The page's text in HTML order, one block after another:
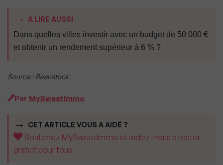
A LIRE AUSSI
Dans quelles villes investir avec un budget de 50 000 €
et obtenir un rendement supérieur à 6 % ?
Source : Beanstock
Par MySweetImmo
CET ARTICLE VOUS A AIDÉ ?
Soutenez MySweetImmo et aidez-nous à rester
gratuit pour tous.